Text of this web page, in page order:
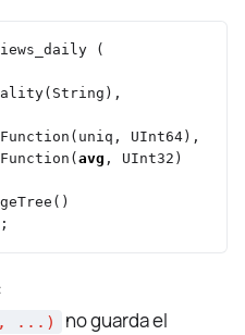
(
UInt64),
avg ,
UInt32)
...)
no guarda el